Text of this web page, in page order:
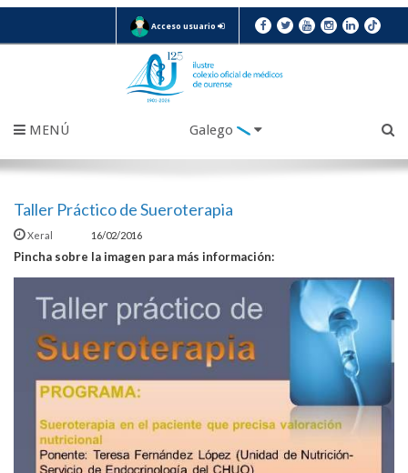
Acceso usuario
MENÚ Galego
Taller Práctico de Sueroterapia
Xeral 16/02/2016
Pincha sobre la imagen para más información: